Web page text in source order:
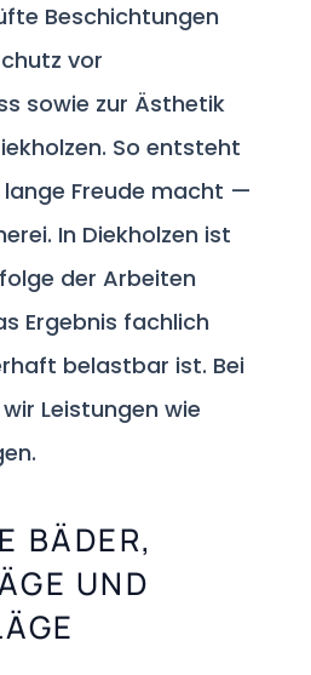
Beschichtungen
vor
sowie zur Ästhetik
So entsteht
lange Freude macht —
In Diekholzen ist
der Arbeiten
Ergebnis fachlich
belastbar ist. Bei
Leistungen wie
BÄDER,
UND